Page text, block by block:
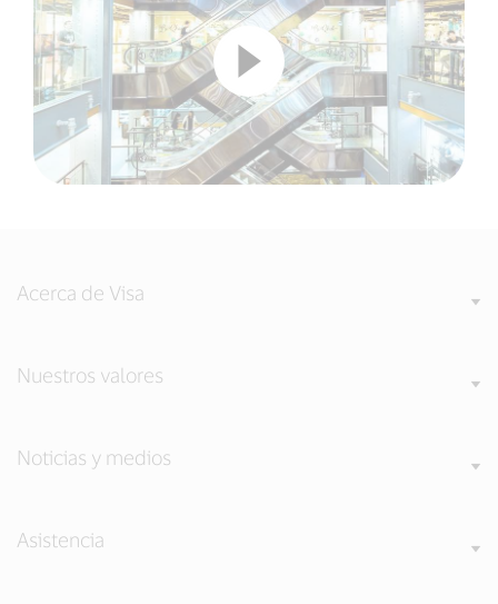
Acerca de Visa
Nuestros valores
Noticias y medios
Asistencia